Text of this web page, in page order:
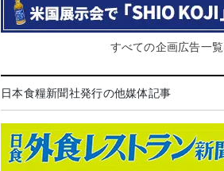
すべての企画広告一
日本食糧新聞社発行の他媒体記事